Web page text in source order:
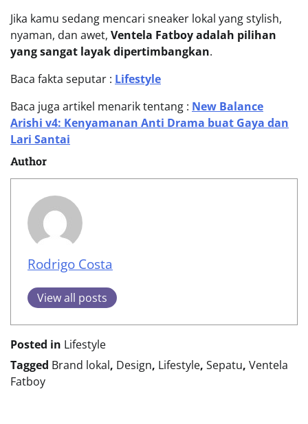
Jika kamu sedang mencari sneaker lokal yang stylish,
nyaman, dan awet, Ventela Fatboy adalah pilihan
yang sangat layak dipertimbangkan.
Baca fakta seputar : Lifestyle
Baca juga artikel menarik tentang : New Balance
Arishi v4: Kenyamanan Anti Drama buat Gaya dan
Lari Santai
Author
Rodrigo Costa
View all posts
Posted in Lifestyle
Tagged Brand lokal, Design, Lifestyle, Sepatu, Ventela
Fatboy